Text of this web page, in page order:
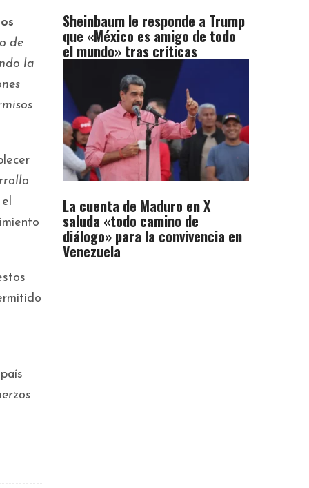
de
la
Sheinbaum le responde a Trump
que «México es amigo de todo
el mundo» tras críticas
La cuenta de Maduro en X
saluda «todo camino de
diálogo» para la convivencia en
Venezuela